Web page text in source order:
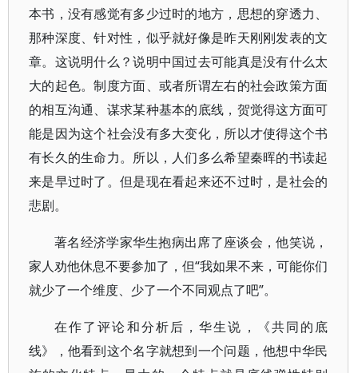
本书，没有感觉有多少过时的地方，思想的穿透力、
那种深度、针对性，似乎就好像是昨天刚刚发表的文
章。这说明什么？说明中国过去可能真是没有什么太
大的起色。制度方面、或者所谓左右的社会政策方面
的相互沟通、谋求某种基本的底线，贺觉得这方面可
能是因为这个社会没有多大变化，所以才使得这个书
有长久的生命力。所以，人们多么希望秦晖的书读起
来是早过时了。但是现在看起来还不过时，是社会的
悲剧。
著名经济学家华生抱病出席了座谈会，他笑说，
家人劝他休息不要参加了，但“我如果不来，可能你们
就少了一个维度、少了一个不同观点了吧”。
在作了评论和分析后，华生说，《共同的底
线》，他看到这个名字就想到一个问题，他想中华民